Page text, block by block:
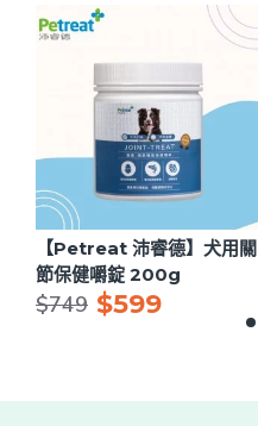
【Petreat 沛睿德】犬用關
節保健嚼錠 200g
$599
$749